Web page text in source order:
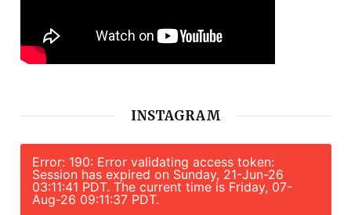
INSTAGRAM
Error: 190: Error validating access token:
Session has expired on Sunday, 21-Jun-26
03:11:41 PDT. The current time is Friday, 07-
Aug-26 09:11:37 PDT.